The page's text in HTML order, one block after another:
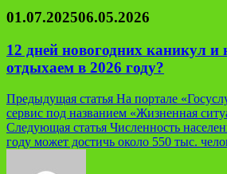
01.07.202506.05.2026
12 дней новогодних каникул
отдыхаем в 2026 году?
Навигация
по
записям
Предыдущая статья На портале
сервис под названием «Жизненная
Следующая статья Численность
году может достичь около 550 тыс.